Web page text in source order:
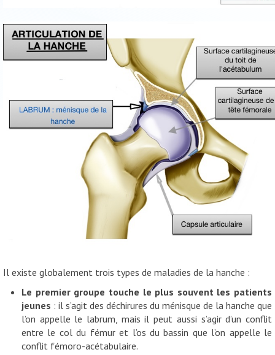
Il existe globalement trois types de maladies de la hanche :
Le premier groupe touche le plus souvent les patients
jeunes : il s’agit des déchirures du ménisque de la hanche que
l’on appelle le labrum, mais il peut aussi s’agir d’un conflit
entre le col du fémur et l’os du bassin que l’on appelle le
conflit fémoro-acétabulaire.